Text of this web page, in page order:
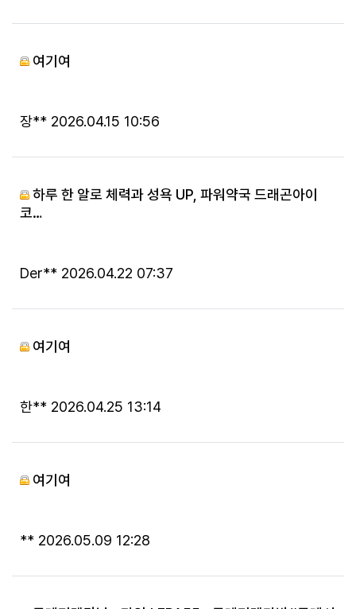
여기여
등록자
장** 등록일
2026.04.15 10:56
코…
등록자
Der** 등록일
2026.04.22 07:37
여기여
등록자
한** 등록일
2026.04.25 13:14
여기여
등록자
** 등록일
2026.05.09 12:28